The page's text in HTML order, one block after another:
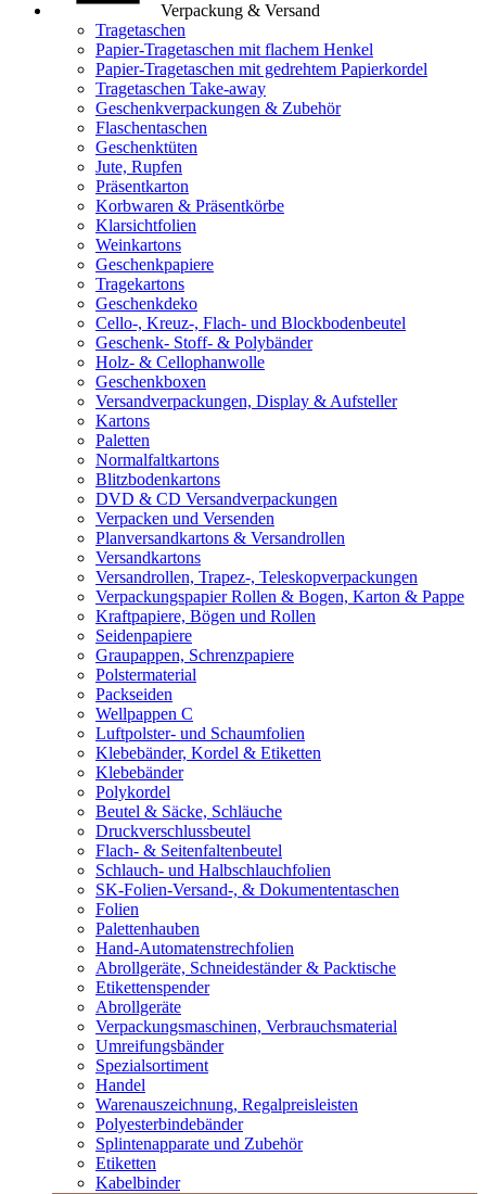
Verpackung & Versand
Tragetaschen
Papier-Tragetaschen mit flachem Henkel
Papier-Tragetaschen mit gedrehtem Papierkordel
Tragetaschen Take-away
Geschenkverpackungen & Zubehör
Flaschentaschen
Geschenktüten
Jute, Rupfen
Präsentkarton
Korbwaren & Präsentkörbe
Klarsichtfolien
Weinkartons
Geschenkpapiere
Tragekartons
Geschenkdeko
Cello-, Kreuz-, Flach- und Blockbodenbeutel
Geschenk- Stoff- & Polybänder
Holz- & Cellophanwolle
Geschenkboxen
Versandverpackungen, Display & Aufsteller
Kartons
Paletten
Normalfaltkartons
Blitzbodenkartons
DVD & CD Versandverpackungen
Verpacken und Versenden
Planversandkartons & Versandrollen
Versandkartons
Versandrollen, Trapez-, Teleskopverpackungen
Verpackungspapier Rollen & Bogen, Karton & Pappe
Kraftpapiere, Bögen und Rollen
Seidenpapiere
Graupappen, Schrenzpapiere
Polstermaterial
Packseiden
Wellpappen C
Luftpolster- und Schaumfolien
Klebebänder, Kordel & Etiketten
Klebebänder
Polykordel
Beutel & Säcke, Schläuche
Druckverschlussbeutel
Flach- & Seitenfaltenbeutel
Schlauch- und Halbschlauchfolien
SK-Folien-Versand-, & Dokumententaschen
Folien
Palettenhauben
Hand-Automatenstrechfolien
Abrollgeräte, Schneideständer & Packtische
Etikettenspender
Abrollgeräte
Verpackungsmaschinen, Verbrauchsmaterial
Umreifungsbänder
Spezialsortiment
Handel
Warenauszeichnung, Regalpreisleisten
Polyesterbindebänder
Splintenapparate und Zubehör
Etiketten
Kabelbinder